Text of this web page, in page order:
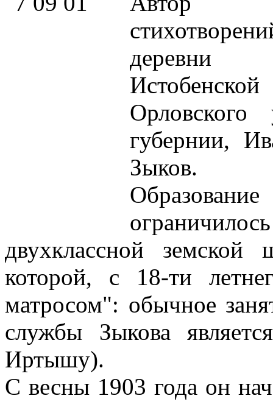
деревни
Орловского
губернии,
Зыков.
двухклассной
которой, с 18-ти
матросом": обычное
службы Зыкова
Иртышу).
С весны 1903 года он